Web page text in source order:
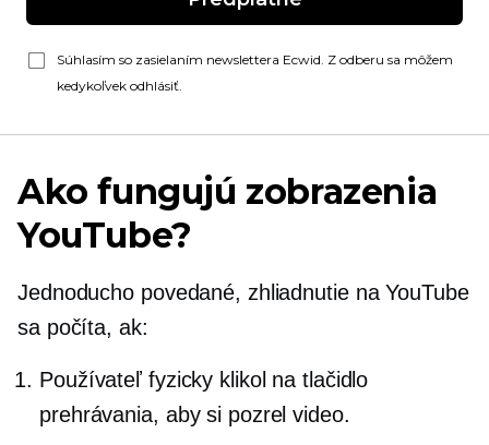
Súhlasím so zasielaním newslettera Ecwid. Z odberu sa môžem
kedykoľvek odhlásiť.
Ako fungujú zobrazenia
YouTube?
Jednoducho povedané, zhliadnutie na YouTube
sa počíta, ak:
Používateľ fyzicky klikol na tlačidlo
prehrávania, aby si pozrel video.